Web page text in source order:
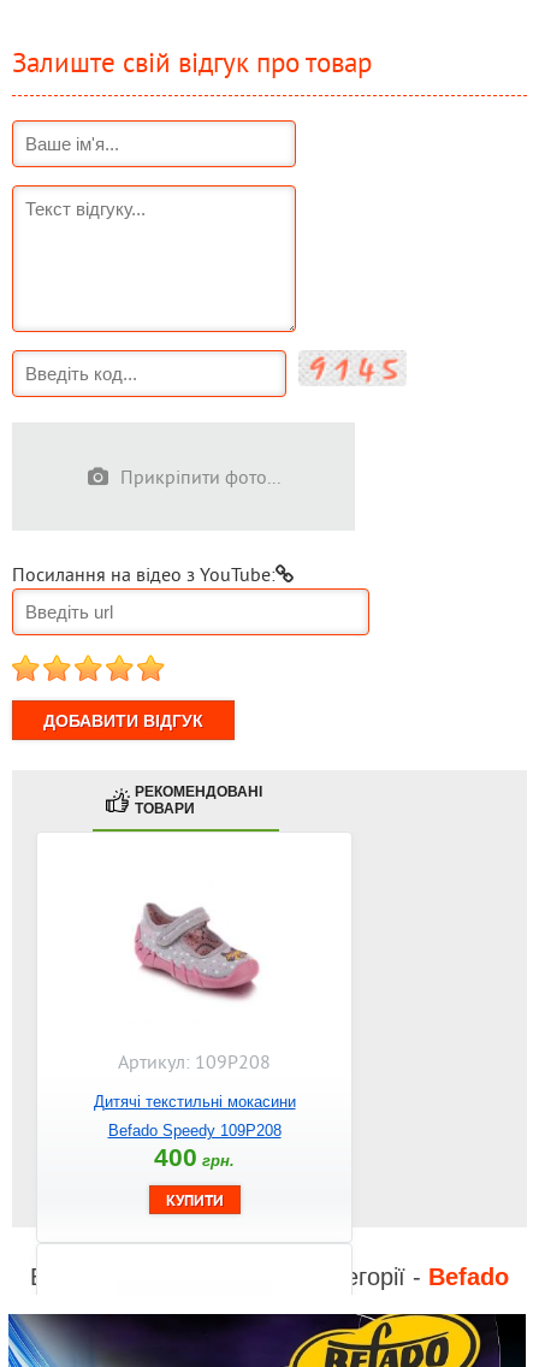
Залиште свій відгук про товар
Прикріпити фото...
Посилання на відео з YouTube:
1 2 3 4 5
РЕКОМЕНДОВАНІ
ТОВАРИ
Артикул: 109P208
Дитячі текстильні мокасини
Befado Speedy 109P208
400 грн.
Відео до інших товарів з категорії - Befado